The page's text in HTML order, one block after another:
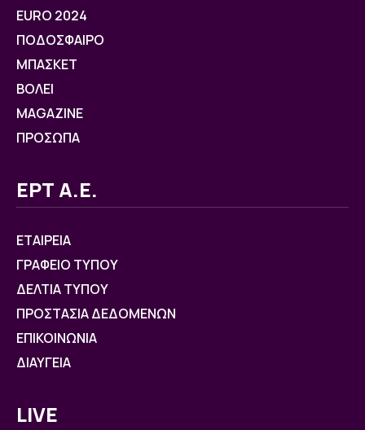
EURO 2024
ΠΟΔΟΣΦΑΙΡΟ
ΜΠΑΣΚΕΤ
ΒOΛΕΙ
MAGAZINE
ΠΡΟΣΩΠΑ
ΕΡΤ Α.Ε.
ΕΤΑΙΡΕΙΑ
ΓΡΑΦΕΙΟ ΤΥΠΟΥ
ΔΕΛΤΙΑ ΤΥΠΟΥ
ΠΡΟΣΤΑΣΙΑ ΔΕΔΟΜΕΝΩΝ
ΕΠΙΚΟΙΝΩΝΙΑ
ΔΙΑΥΓΕΙΑ
LIVE